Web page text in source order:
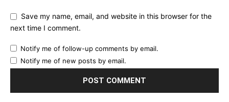
Save my name, email, and website in this browser for the
next time I comment.
Notify me of follow-up comments by email.
Notify me of new posts by email.